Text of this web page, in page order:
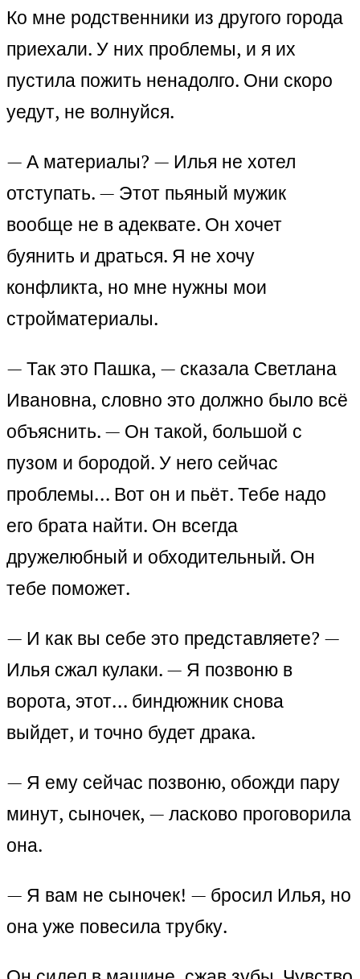
Ко мне родственники из другого города
приехали. У них проблемы, и я их
пустила пожить ненадолго. Они скоро
уедут, не волнуйся.
— А материалы? — Илья не хотел
отступать. — Этот пьяный мужик
вообще не в адеквате. Он хочет
буянить и драться. Я не хочу
конфликта, но мне нужны мои
стройматериалы.
— Так это Пашка, — сказала Светлана
Ивановна, словно это должно было всё
объяснить. — Он такой, большой с
пузом и бородой. У него сейчас
проблемы… Вот он и пьёт. Тебе надо
его брата найти. Он всегда
дружелюбный и обходительный. Он
тебе поможет.
— И как вы себе это представляете? —
Илья сжал кулаки. — Я позвоню в
ворота, этот… биндюжник снова
выйдет, и точно будет драка.
— Я ему сейчас позвоню, обожди пару
минут, сыночек, — ласково проговорила
она.
— Я вам не сыночек! — бросил Илья, но
она уже повесила трубку.